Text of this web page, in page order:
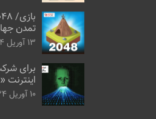
تمدن
13 آوریل 2024
برای
10 آوریل 2024